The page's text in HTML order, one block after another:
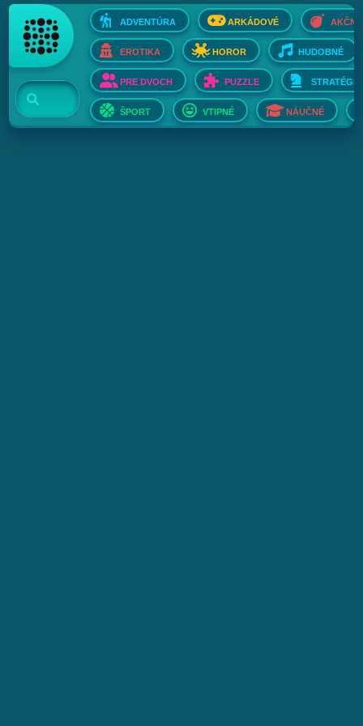
ADVENTÚRA ARKÁDOVÉ AKČNÉ
EROTIKA HOROR HUDOBNÉ
PRE DVOCH PUZZLE STRATÉGIE
ŠPORT VTIPNÉ NÁUČNÉ